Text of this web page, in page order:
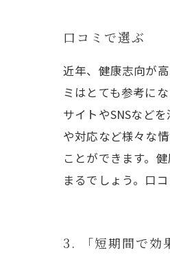
口コミで選ぶ
近年、健康志向が
ミはとても参考に
サイトやSNSなど
や対応など様々な
ことができます。
まるでしょう。口
3. 「短期間で効